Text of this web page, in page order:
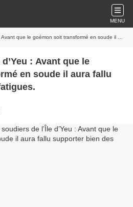
MENU
soit transformé en soude il aura fallu supporter bien des fatigues.
: Avant que le
en soude il aura fallu